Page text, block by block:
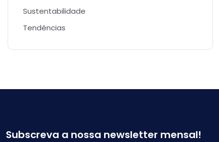
Sustentabilidade
Tendências
Subscreva a nossa newsletter mensal!